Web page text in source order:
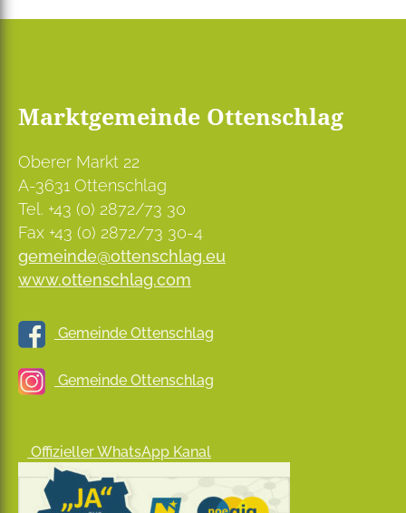
Marktgemeinde Ottenschlag
Oberer Markt 22
A-3631 Ottenschlag
Tel. +43 (0) 2872/73 30
Fax +43 (0) 2872/73 30-4
gemeinde@ottenschlag.eu
www.ottenschlag.com
Gemeinde Ottenschlag
Gemeinde Ottenschlag
Offizieller WhatsApp Kanal